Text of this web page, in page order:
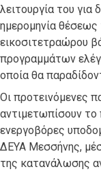
λειτουργία του
ημερομηνία θέσεως
εικοσιτετραώρου
προγραμμάτων
οποία θα
Οι προτεινόμενες
αντιμετωπίσουν
ενεργοβόρες
ΔΕΥΑ Μεσσήνης,
της κατανάλωσης